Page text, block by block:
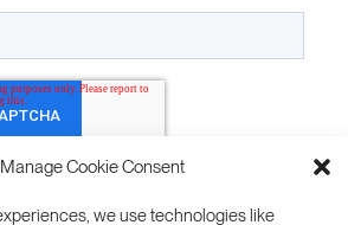
Manage Cookie Consent
we use technologies like